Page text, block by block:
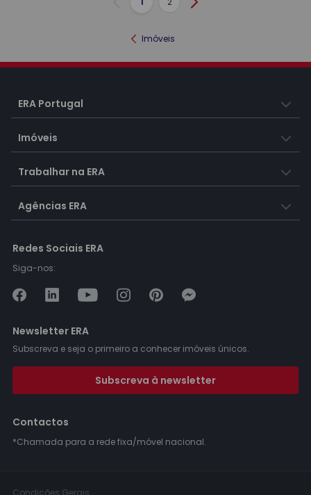
Anterior Seguinte
Imóveis
ERA Portugal
Imóveis
Trabalhar na ERA
Agências ERA
Redes Sociais ERA
Siga-nos:
Newsletter ERA
Subscreva e seja o primeiro a conhecer imóveis únicos.
Subscreva à newsletter
Contactos
*Chamada para a rede fixa/móvel nacional.